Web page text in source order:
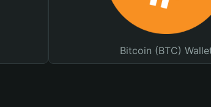
Bitcoin (BTC)